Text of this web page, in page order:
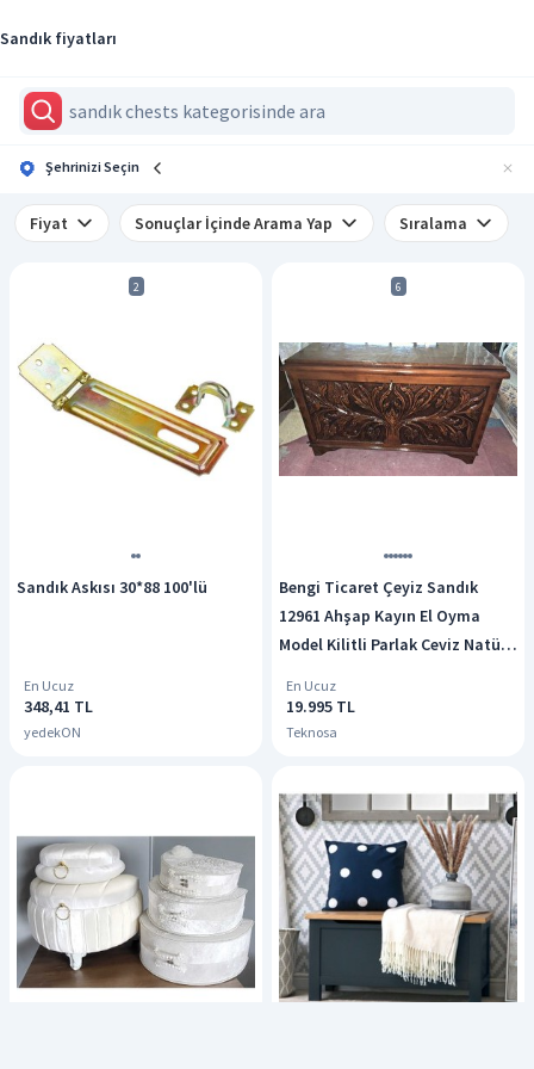
Sandık fiyatları
Şehrinizi Seçin
Fiyat Sonuçlar İçinde Arama Yap Sıralama
2
Sandık Askısı 30*88 100'lü
En Ucuz
348,41 TL
yedekON
6
Bengi Ticaret Çeyiz Sandık
12961 Ahşap Kayın El Oyma
Model Kilitli Parlak Ceviz Natüre
En Ucuz
19.995 TL
Teknosa